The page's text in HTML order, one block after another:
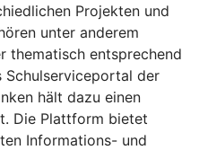
Projekten und
unter anderem
thematisch entsprechend
Schulserviceportal der
hält dazu einen
Die Plattform bietet
Informations- und